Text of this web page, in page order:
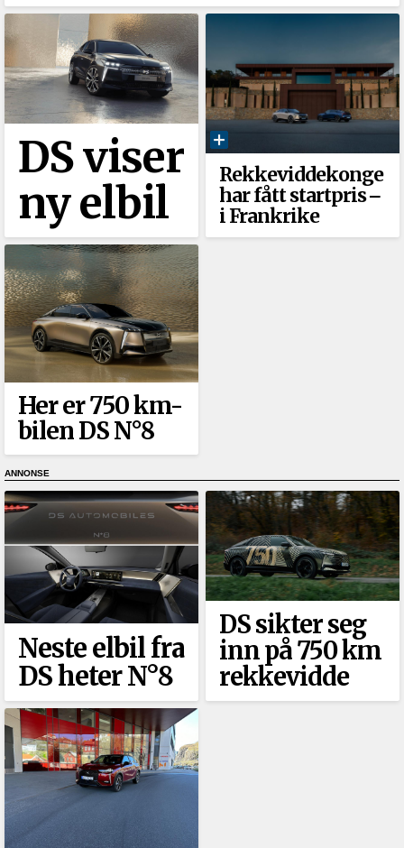
DS viser
ny elbil
Rekkeviddekonge
har fått startpris ‒
i Frankrike
Her er 750 km-
bilen DS N°8
Neste elbil fra
DS heter N°8
DS sikter seg
inn på 750 km
rekkevidde